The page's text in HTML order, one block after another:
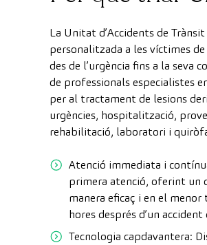
La Unitat d’Accidents de
personalitzada a les víctimes
des de l’urgència fins a la seva
de professionals especialistes
per al tractament de lesions
urgències, hospitalització,
rehabilitació, laboratori i
Atenció immediata i
primera atenció, oferint un
manera eficaç i en el
hores després d’un
Tecnologia capdavantera: